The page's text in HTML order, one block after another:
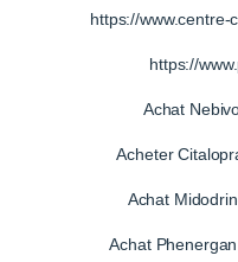
https://
https://
Achat
Acheter
Achat
Achat